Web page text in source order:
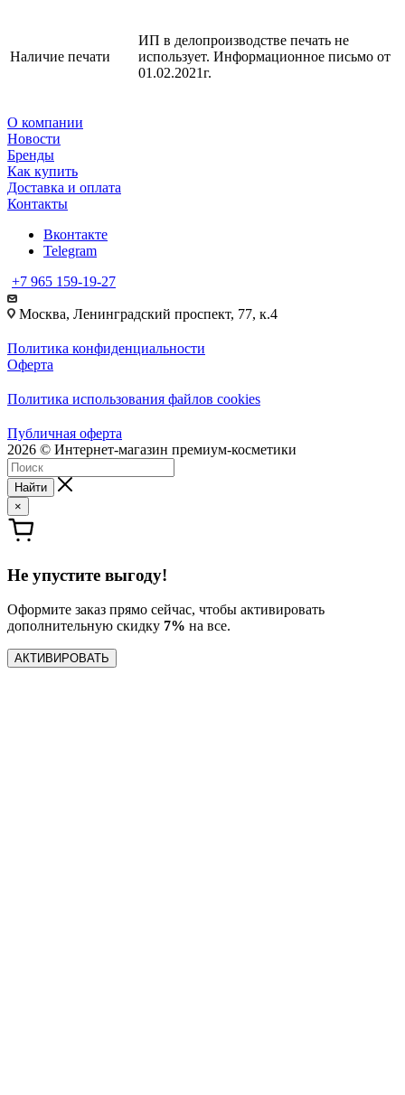
Наличие печати
ИП в делопроизводстве печать не
использует. Информационное письмо от
01.02.2021г.
О компании
Новости
Бренды
Как купить
Доставка и оплата
Контакты
Вконтакте
Telegram
+7 965 159-19-27
Москва, Ленинградский проспект, 77, к.4
Политика конфиденциальности
Оферта
Политика использования файлов cookies
Публичная оферта
2026 © Интернет-магазин премиум-косметики
Найти
×
Не упустите выгоду!
Оформите заказ прямо сейчас, чтобы активировать
дополнительную скидку 7% на все.
АКТИВИРОВАТЬ